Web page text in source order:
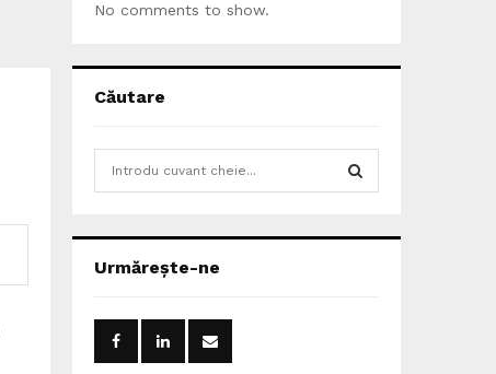
No comments to show.
Căutare
h
o
:
Urmărește-ne